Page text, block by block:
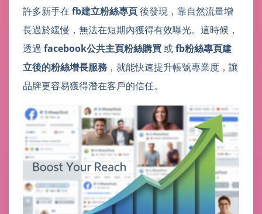
許多新手在fb建立粉絲專頁後發現，靠自然流量增
長過於緩慢，無法在短期內獲得有效曝光。這時候，
透過 facebook公共主頁粉絲購買或fb粉絲專頁建
立後的粉絲增長服務 ，就能快速提升帳號專業度，讓
品牌更容易獲得潛在客戶的信任。